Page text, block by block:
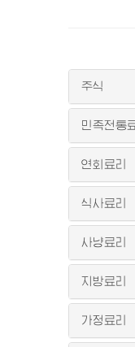
주식
민족전통
연회료리
식사료리
사냥료리
지방료리
가정료리